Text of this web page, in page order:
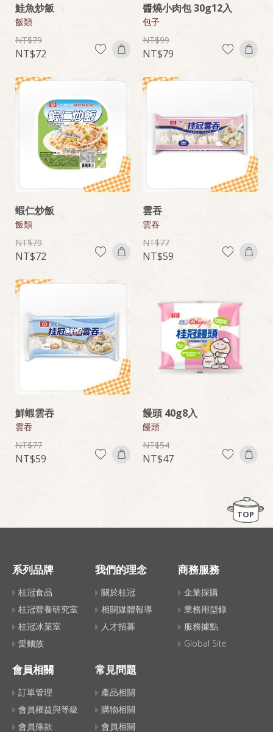
鮭魚炒飯
飯類
79
72
醬燒小肉包 30g12入
包子
99
79
蝦仁炒飯
飯類
79
72
雲吞
雲吞
77
59
鮮蝦雲吞
雲吞
77
59
饅頭 40g8入
饅頭
54
47
TOP
系列品牌
桂冠食品
桂冠營養研究室
桂冠冰菓室
愛麵族
我們的理念
關於桂冠
相關媒體報導
人才招募
商務服務
企業採購
業務用型錄
服務據點
Global Site
會員相關
訂單管理
會員權益與等級
會員條款
常見問題
產品相關
購物相關
會員相關